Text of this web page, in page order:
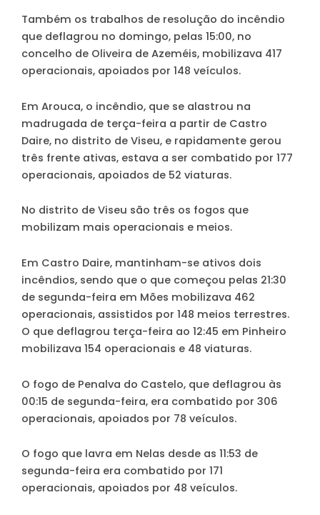
Também os trabalhos de resolução do incêndio
que deflagrou no domingo, pelas 15:00, no
concelho de Oliveira de Azeméis, mobilizava 417
operacionais, apoiados por 148 veículos.
Em Arouca, o incêndio, que se alastrou na
madrugada de terça-feira a partir de Castro
Daire, no distrito de Viseu, e rapidamente gerou
três frente ativas, estava a ser combatido por 177
operacionais, apoiados de 52 viaturas.
No distrito de Viseu são três os fogos que
mobilizam mais operacionais e meios.
Em Castro Daire, mantinham-se ativos dois
incêndios, sendo que o que começou pelas 21:30
de segunda-feira em Mões mobilizava 462
operacionais, assistidos por 148 meios terrestres.
O que deflagrou terça-feira ao 12:45 em Pinheiro
mobilizava 154 operacionais e 48 viaturas.
O fogo de Penalva do Castelo, que deflagrou às
00:15 de segunda-feira, era combatido por 306
operacionais, apoiados por 78 veículos.
O fogo que lavra em Nelas desde as 11:53 de
segunda-feira era combatido por 171
operacionais, apoiados por 48 veículos.